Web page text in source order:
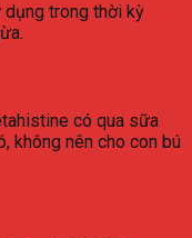
trong thời kỳ
có qua sữa
không nên cho con bú